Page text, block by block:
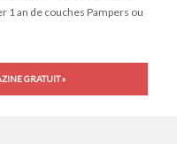
1 an de couches Pampers ou
GRATUIT »